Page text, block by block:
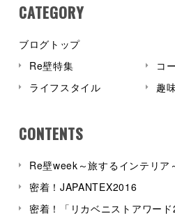
CATEGORY
ブログトップ
Re壁特集
コ
ライフスタイル
趣
CONTENTS
Re壁week～旅するインテリア
密着！JAPANTEX2016
密着！「リカベニストアワード